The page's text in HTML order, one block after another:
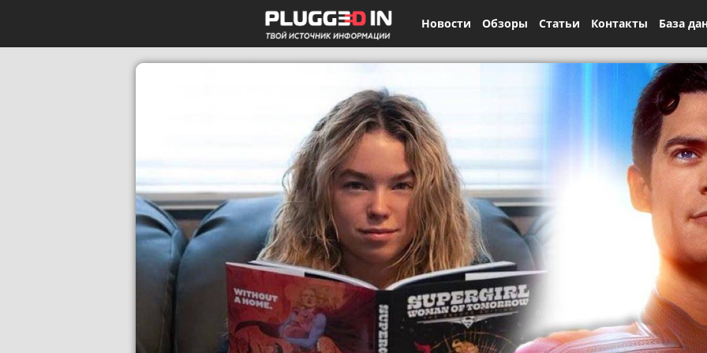
Новости Обзоры Статьи Контакты База